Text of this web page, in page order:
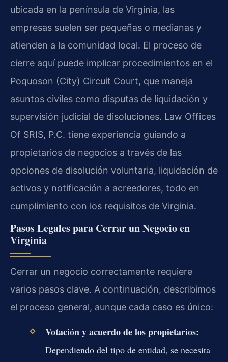
ubicada en la península de Virginia, las
empresas suelen ser pequeñas o medianas y
atienden a la comunidad local. El proceso de
cierre aquí puede implicar procedimientos en el
Poquoson (City) Circuit Court, que maneja
asuntos civiles como disputas de liquidación y
supervisión judicial de disoluciones. Law Offices
Of SRIS, P.C. tiene experiencia guiando a
propietarios de negocios a través de las
opciones de disolución voluntaria, liquidación de
activos y notificación a acreedores, todo en
cumplimiento con los requisitos de Virginia.
Pasos Legales para Cerrar un Negocio en
Virginia
Cerrar un negocio correctamente requiere
varios pasos clave. A continuación, describimos
el proceso general, aunque cada caso es único:
Votación y acuerdo de los propietarios:
Dependiendo del tipo de entidad, se necesita